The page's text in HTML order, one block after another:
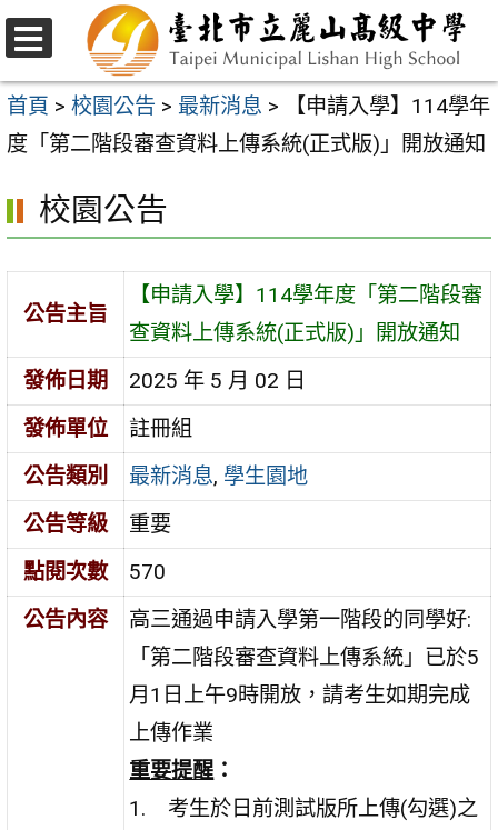
跳
至
主
要
容
區
選
單
首頁 > 校園公告 > 最新消息 >
【申請入學】114學年
度「第二階段審查資料上傳系統(正式版)」開放通知
校園公告
公告主旨
【申請入學】114學年度「第二階段審
查資料上傳系統(正式版)」開放通知
發佈日期
2025 年 5 月 02 日
發佈單位
註冊組
公告類別
最新消息, 學生園地
公告等級
重要
點閱次數
570
公告內容
高三通過申請入學第一階段的同學好:
「第二階段審查資料上傳系統」已於5
月 1 日上午9時開放，請考生如期完成
上傳作業
重要提醒：
1. 考生於日前測試版所上傳(勾選)之